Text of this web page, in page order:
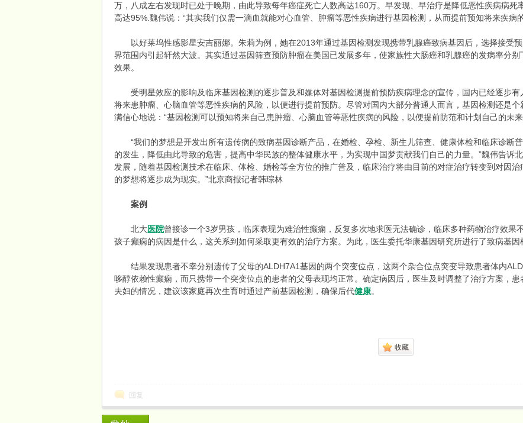
万，八成左右发现时已处于晚期，由此导致每年癌症死亡人数高达160万。早发现、早治疗是降低恶性疾病病死
高达95%.魏伟说：“其实我们仅需一滴血就能对心血管、肿瘤等恶性疾病进行基因检测，从而提前预知将来疾病
以好莱坞性感影星安吉丽娜。朱莉为例，她在2013年通过基因检测发现携带乳腺癌致病基因后，选择接受
界范围内引起轩然大波。其实通过基因筛查预防肿瘤在美国已发展多年，使家族性大肠癌和乳腺癌的发病率分
效果。
受明星效应的影响及临床基因检测的逐步普及和媒体对基因检测提前预防疾病理念的宣传，国内已经逐步有
将来患肿瘤、心脑血管等恶性疾病的风险，以便进行提前预防。尽管对国内大部分普通人而言，基因检测还是
满信心地说：“基因检测可以预知将来自己患肿瘤、心脑血管等恶性疾病的风险，以便提前防范和计划自己的未
“我们的梦想是开发出所有遗传病的致病基因诊断产品，在婚检、孕检、新生儿筛查、健康体检和临床诊断
的发生，降低由此导致的危害，提高中华民族的整体健康水平，为实现中国梦贡献我们自己的力量。”魏伟告诉
发展，随着基因检测技术在临床、体检、婚检等全方位的推广普及，临床治疗将由目前的对症治疗转变到对因
的梦想将逐步成为现实。”北京商报记者韩琮林
案例
北大医院曾接诊一个3岁男孩，临床表现为难治性癫痫，反复多次地求医无法确诊，临床多种药物治疗效果
孩子癫痫的病因是什么，这关系到如何采取更有效的治疗方案。为此，医生委托华康基因研究所进行了致病基因
结果发现患者不幸分别遗传了父母的ALDH7A1基因的两个突变位点，这两个杂合位点突变导致患者体内
哆醇依赖性癫痫，而只携带一个突变位点的患者的父母表现均正常。确定病因后，医生及时调整了治疗方案，
夫妇的情况，建议该家庭再次生育时通过产前基因检测，确保后代健康。
收藏
回复